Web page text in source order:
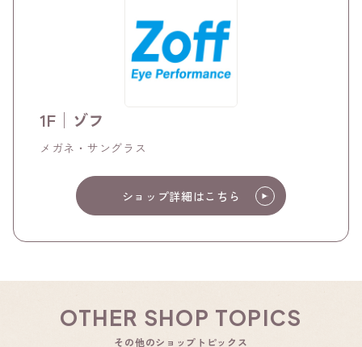
1F│ゾフ
メガネ・サングラス
ショップ詳細はこちら
OTHER SHOP TOPICS
その他のショップトピックス